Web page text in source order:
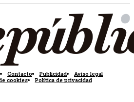
Contacto Publicidad
Aviso legal
cookies
Política de privacidad